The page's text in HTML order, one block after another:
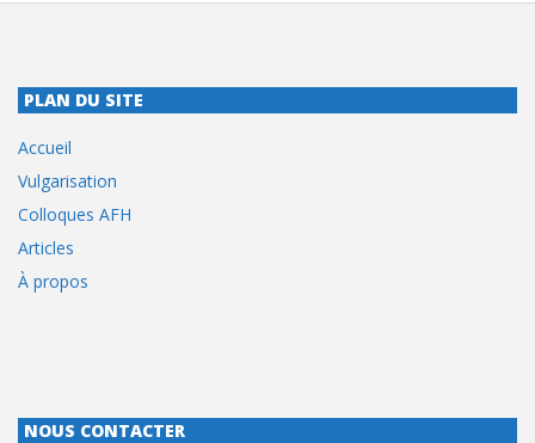
PLAN DU SITE
Accueil
Vulgarisation
Colloques AFH
Articles
À propos
NOUS CONTACTER